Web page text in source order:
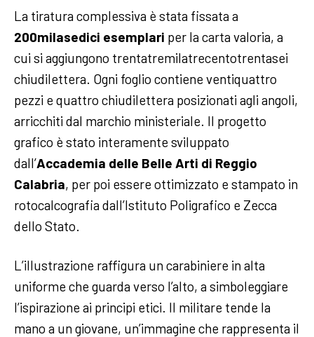
La tiratura complessiva è stata fissata a
200milasedici esemplari per la carta valoria, a
cui si aggiungono trentatremilatrecentotrentasei
chiudilettera. Ogni foglio contiene ventiquattro
pezzi e quattro chiudilettera posizionati agli angoli,
arricchiti dal marchio ministeriale. Il progetto
grafico è stato interamente sviluppato
dall’Accademia delle Belle Arti di Reggio
Calabria, per poi essere ottimizzato e stampato in
rotocalcografia dall’Istituto Poligrafico e Zecca
dello Stato.
L’illustrazione raffigura un carabiniere in alta
uniforme che guarda verso l’alto, a simboleggiare
l’ispirazione ai principi etici. Il militare tende la
mano a un giovane, un’immagine che rappresenta il